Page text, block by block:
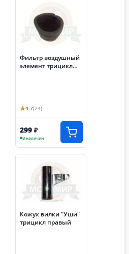
Фильтр воздушный
элемент трицикл
★4.7(24)
299 ₽
В наличии
Кожух вилки "Уши"
трицикл правый